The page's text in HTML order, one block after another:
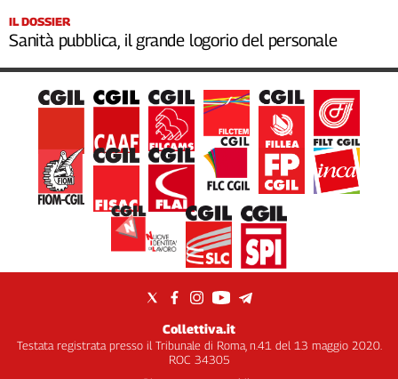
IL DOSSIER
Sanità pubblica, il grande logorio del personale
Collettiva.it
Testata registrata presso il Tribunale di Roma, n.41 del 13 maggio 2020.
ROC 34305